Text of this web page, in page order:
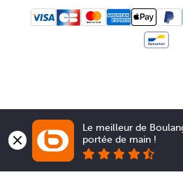
Le meilleur de
portée de main !